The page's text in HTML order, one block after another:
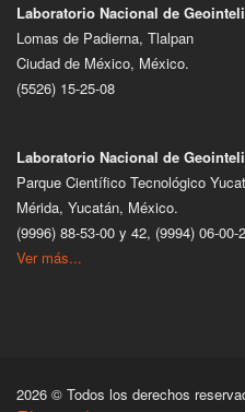
Laboratorio Nacional de
Lomas de Padierna, Tlalpan
Ciudad de México, México.
(5526) 15-25-08
Laboratorio Nacional de
Parque Científico Tecnológico
Mérida, Yucatán, México.
(9996) 88-53-00 y 42, (9994) 06-00-
Ver más...
2026 © Todos los derechos